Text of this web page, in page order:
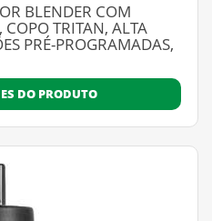
BLENDER COM
TRITAN, ALTA
PRÉ-PROGRAMADAS,
DO PRODUTO